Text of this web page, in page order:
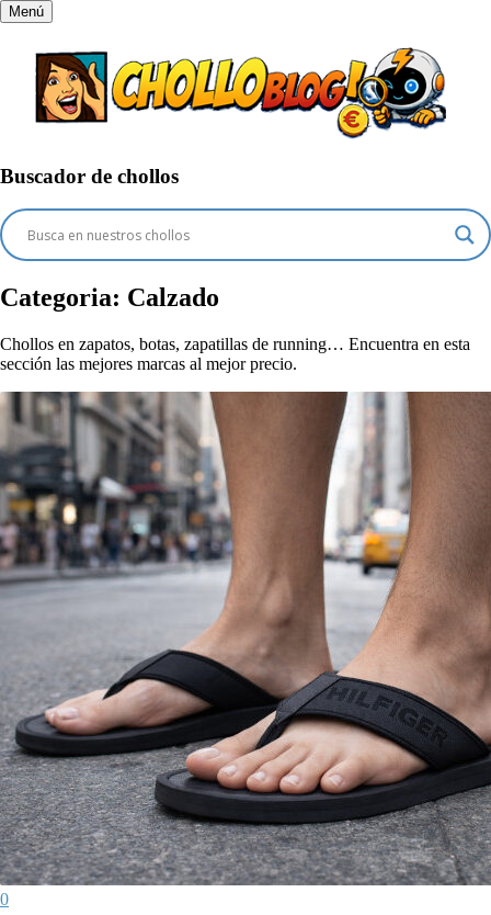
Menú
Buscador de chollos
Categoria: Calzado
Chollos en zapatos, botas, zapatillas de running… Encuentra en esta
sección las mejores marcas al mejor precio.
0